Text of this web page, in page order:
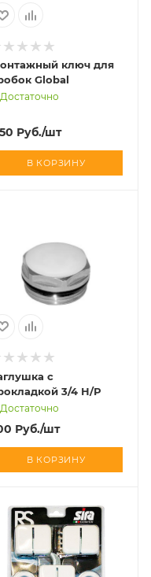
ключ для
Global
Достаточно
Руб./шт
В КОРЗИНУ
с
3/4 Н/Р
Достаточно
Руб./шт
В КОРЗИНУ